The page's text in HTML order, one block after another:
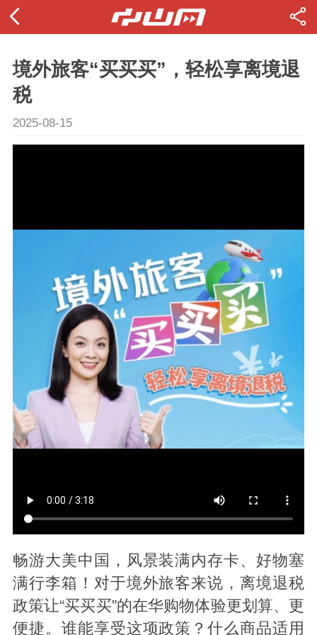
境外旅客“买买买”，轻松享离境退
税
2025-08-15
畅游大美中国，风景装满内存卡、好物塞
满行李箱！对于境外旅客来说，离境退税
政策让“买买买”的在华购物体验更划算、更
便捷。谁能享受这项政策？什么商品适用